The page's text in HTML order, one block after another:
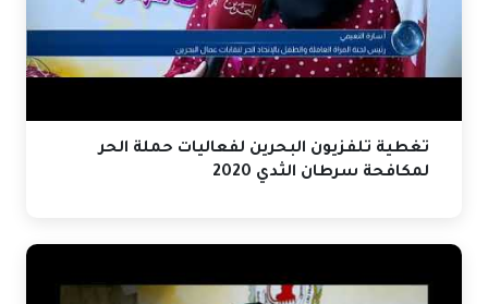
تغطية تلفزيون البحرين لفعاليات حملة الحر
لمكافحة سرطان الثدي 2020